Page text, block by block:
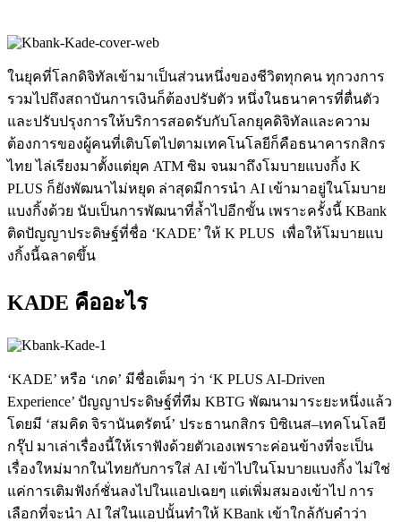
ในยุคที่โลกดิจิทัลเข้ามาเป็นส่วนหนึ่งของชีวิตทุกคน ทุกวงการ
รวมไปถึงสถาบันการเงินก็ต้องปรับตัว หนึ่งในธนาคารที่ตื่นตัว
และปรับปรุงการให้บริการสอดรับกับโลกยุคดิจิทัลและความ
ต้องการของผู้คนที่เติบโตไปตามเทคโนโลยีก็คือธนาคารกสิกร
ไทย ไล่เรียงมาตั้งแต่ยุค ATM ซิม จนมาถึงโมบายแบงกิ้ง K
PLUS ก็ยังพัฒนาไม่หยุด ล่าสุดมีการนำ AI เข้ามาอยู่ในโมบาย
แบงกิ้งด้วย นับเป็นการพัฒนาที่ล้ำไปอีกขั้น เพราะครั้งนี้ KBank
ติดปัญญาประดิษฐ์ที่ชื่อ ‘KADE’ ให้ K PLUS เพื่อให้โมบายแบ
งกิ้งนี้ฉลาดขึ้น
KADE คืออะไร
‘KADE’ หรือ ‘เกด’ มีชื่อเต็มๆ ว่า ‘K PLUS AI-Driven
Experience’ ปัญญาประดิษฐ์ที่ทีม KBTG พัฒนามาระยะหนึ่งแล้ว
โดยมี ‘สมคิด จิรานันตรัตน์’ ประธานกสิกร บิซิเนส–เทคโนโลยี
กรุ๊ป มาเล่าเรื่องนี้ให้เราฟังด้วยตัวเองเพราะค่อนข้างที่จะเป็น
เรื่องใหม่มากในไทยกับการใส่ AI เข้าไปในโมบายแบงกิ้ง ไม่ใช่
แค่การเติมฟังก์ชั่นลงไปในแอปเฉยๆ แต่เพิ่มสมองเข้าไป การ
เลือกที่จะนำ AI ใส่ในแอปนั้นทำให้ KBank เข้าใกล้กับคำว่า